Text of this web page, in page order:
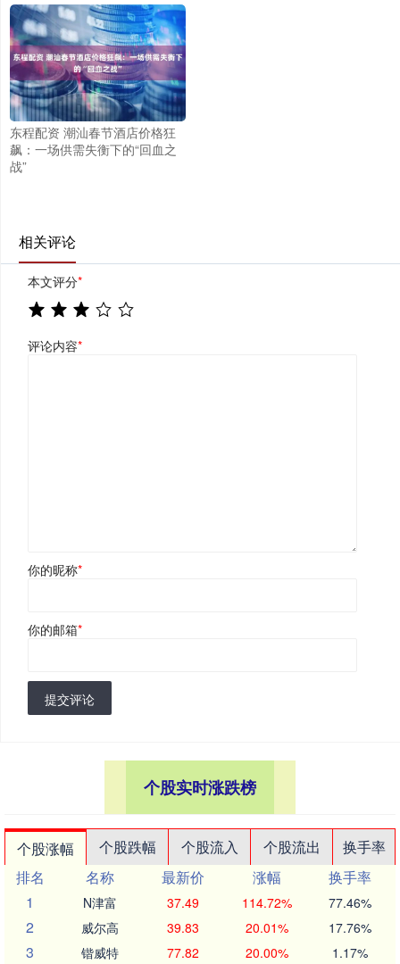
东程配资 潮汕春节酒店价格狂
飙：一场供需失衡下的“回血之
战”
相关评论
本文评分*
评论内容*
你的昵称*
你的邮箱*
提交评论
个股实时涨跌榜
个股涨幅 个股跌幅 个股流入 个股流出
换手率
排名
名称 最新价 涨幅
换手率
1
N津富 37.49 114.72% 77.46%
2 威尔高 39.83 20.01% 17.76%
3 锴威特 77.82 20.00% 1.17%